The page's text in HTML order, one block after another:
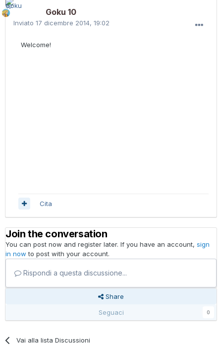
Goku 10
Inviato 17 dicembre 2014, 19:02
Welcome!
Cita
Join the conversation
You can post now and register later. If you have an account, sign
in now to post with your account.
Rispondi a questa discussione...
Share
Seguaci
0
Vai alla lista Discussioni